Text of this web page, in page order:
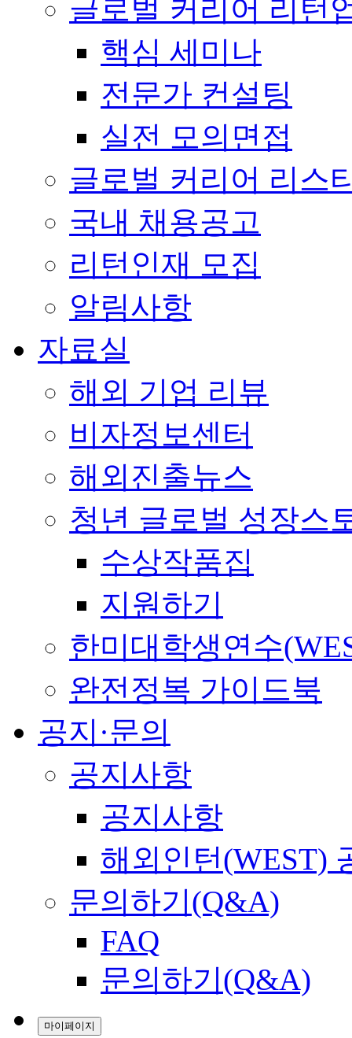
글로벌 커리어 리턴
핵심 세미나
전문가 컨설팅
실전 모의면접
글로벌 커리어 리스
국내 채용공고
리턴인재 모집
알림사항
자료실
해외 기업 리뷰
비자정보센터
해외진출뉴스
청년 글로벌 성장스
수상작품집
지원하기
한미대학생연수
완전정복 가이드북
공지·문의
공지사항
공지사항
해외인턴(WEST)
문의하기(Q&A)
FAQ
문의하기(Q&A)
마이페이지